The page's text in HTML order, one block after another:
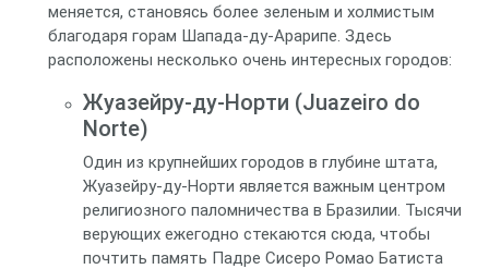
меняется, становясь более зеленым и холмистым
благодаря горам Шапада-ду-Арарипе. Здесь
расположены несколько очень интересных городов:
Жуазейру-ду-Норти (Juazeiro do
Norte)
Один из крупнейших городов в глубине штата,
Жуазейру-ду-Норти является важным центром
религиозного паломничества в Бразилии. Тысячи
верующих ежегодно стекаются сюда, чтобы
почтить память Падре Сисеро Ромао Батиста